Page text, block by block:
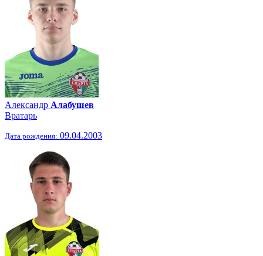
Александр Алабушев
Вратарь
Дата рождения: 09.04.2003